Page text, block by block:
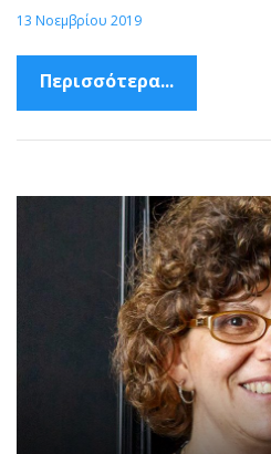
13 Νοεμβρίου 2019
Περισσότερα...